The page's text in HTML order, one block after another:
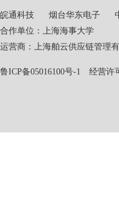
皖通科技 烟台华东电子
合作单位：上海海事大学
运营商：上海舶云供应链
鲁ICP备05016100号-1 经营许